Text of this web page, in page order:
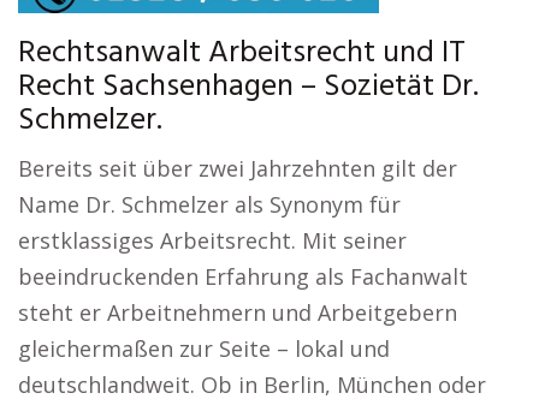
Rechtsanwalt Arbeitsrecht und IT
Recht Sachsenhagen – Sozietät Dr.
Schmelzer.
Bereits seit über zwei Jahrzehnten gilt der
Name Dr. Schmelzer als Synonym für
erstklassiges Arbeitsrecht. Mit seiner
beeindruckenden Erfahrung als Fachanwalt
steht er Arbeitnehmern und Arbeitgebern
gleichermaßen zur Seite – lokal und
deutschlandweit. Ob in Berlin, München oder